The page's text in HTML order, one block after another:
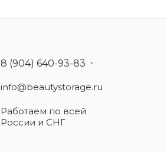
8 (904) 640-93-83
info@beautystorage.ru
Работаем по всей
России и СНГ